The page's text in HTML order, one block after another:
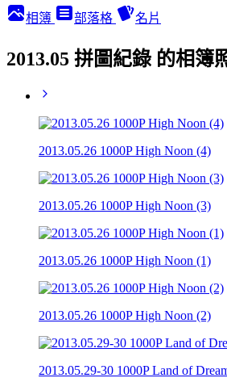
相簿 部落格 名片
2013.05 拼圖紀錄 的相簿
2013.05.26 1000P High Noon (4)
2013.05.26 1000P High Noon (3)
2013.05.26 1000P High Noon (1)
2013.05.26 1000P High Noon (2)
2013.05.29-30 1000P Land of